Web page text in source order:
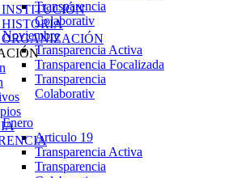
Transparencia
Colaborativ
Noviembre
Transparencia Activa
Transparencia Focalizada
Transparencia
Colaborativ
Enero
Articulo 19
Transparencia Activa
Transparencia